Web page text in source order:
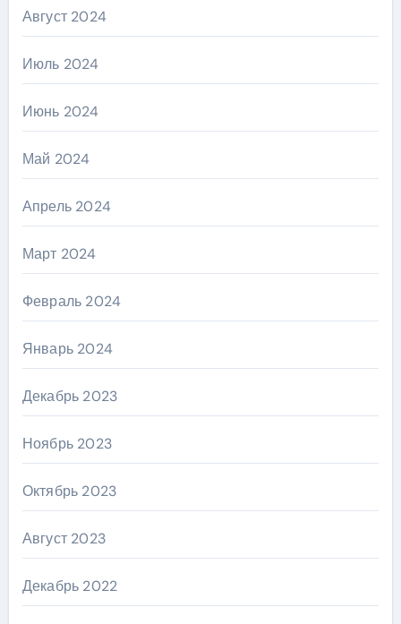
Август 2024
Июль 2024
Июнь 2024
Май 2024
Апрель 2024
Март 2024
Февраль 2024
Январь 2024
Декабрь 2023
Ноябрь 2023
Октябрь 2023
Август 2023
Декабрь 2022